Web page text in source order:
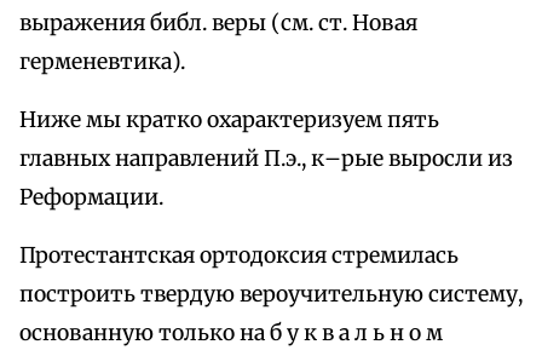
выражения библ. веры (см. ст. Новая
герменевтика).
Ниже мы кратко охарактеризуем пять
главных направлений П.э., к–рые выросли из
Реформации.
Протестантская ортодоксия стремилась
построить твердую вероучительную систему,
основанную только на б у к в а л ь н о м